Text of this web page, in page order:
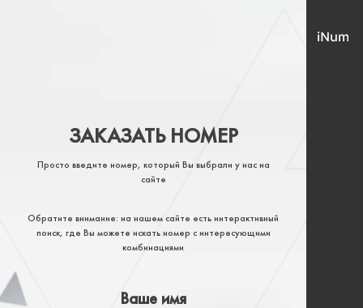
ЗАКАЗАТЬ НОМЕР
Просто введите номер, который Вы выбрали у нас на
сайте
Обратите внимание: на нашем сайте есть интерактивный
поиск, где Вы можете искать номер с интересующими
комбинациями